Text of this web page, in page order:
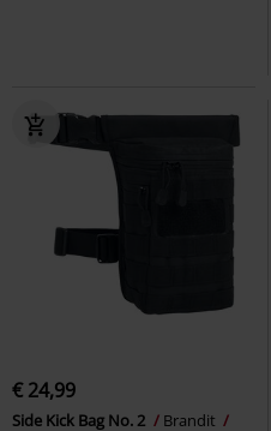
€ 24,99
Side Kick Bag No. 2
Brandit